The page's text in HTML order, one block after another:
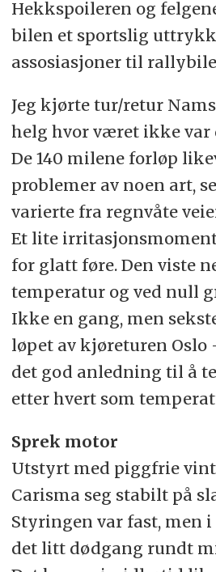
Hekkspoileren og
bilen et sportslig
assosiasjoner til
Jeg kjørte tur/retur
helg hvor været ikke var
De 140 milene forløp
problemer av noen art,
varierte fra regnvåte
Et lite
for glatt føre. Den viste
temperatur og ved null
Ikke en gang, men
løpet av kjøreturen Oslo
det god anledning til å
etter hvert som
Sprek motor
Utstyrt med piggfrie
Carisma seg stabilt på
Styringen var fast, men
det litt dødgang rundt